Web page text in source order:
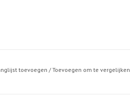
toevoegen /Toevoegen om te vergelijken